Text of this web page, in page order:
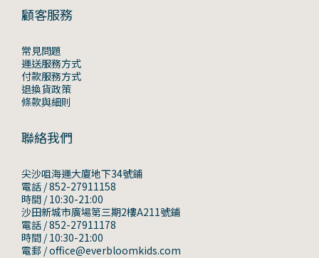
顧客服務
常見問題
運送服務方式
付款服務方式
退換貨政策
條款與細則
聯絡我們
尖沙咀海運大廈地下34號鋪
電話 / 852-27911158
時間 / 10:30-21:00
沙田新城市廣場第三期2樓A211號鋪
電話 / 852-27911178
時間 / 10:30-21:00
電郵 / office@everbloomkids.com